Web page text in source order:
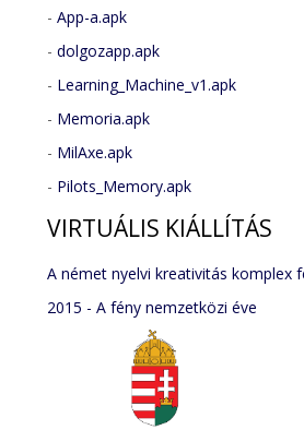
-App-a.apk
-dolgozapp.apk
- Learning_Machine_v1.apk
- Memoria.apk
- MilAxe.apk
- Pilots_Memory.apk
VIRTUÁLIS KIÁLLÍTÁS
A német nyelvi kreativitás komplex
2015 - A fény nemzetközi éve